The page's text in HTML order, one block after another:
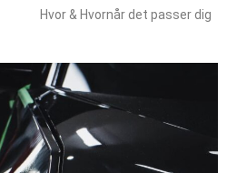
Hvor & Hvornår det passer dig